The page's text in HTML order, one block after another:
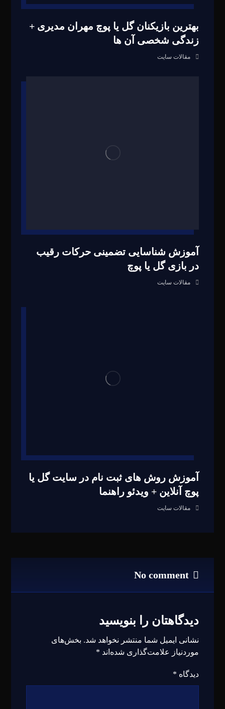
بهترین بازیکنان گل یا پوچ مهران مدیری +
زندگی شخصی آن ها
مقالات سایت
آموزش شناسایی تضمینی حرکات رقیب
در بازی گل یا پوچ
مقالات سایت
آموزش روش های ثبت نام در سایت گل یا
پوچ آنلاین + ویدئو راهنما
مقالات سایت
No comment
دیدگاهتان را بنویسید
نشانی ایمیل شما منتشر نخواهد شد. بخش‌های
موردنیاز علامت‌گذاری شده‌اند *
دیدگاه *